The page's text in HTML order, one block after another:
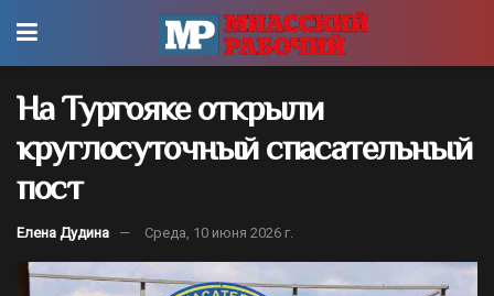
На Тургояке открыли
круглосуточный спасательный
пост
Елена Дудина Среда, 10 июня 2026 г.